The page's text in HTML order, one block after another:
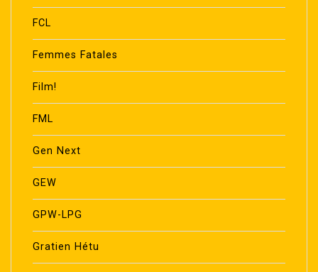
FCL
Femmes Fatales
Film!
FML
Gen Next
GEW
GPW-LPG
Gratien Hétu